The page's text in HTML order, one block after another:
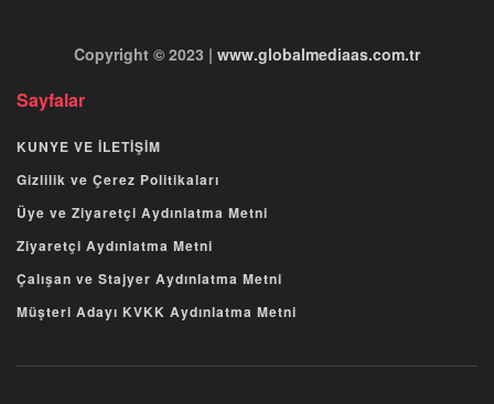
Copyright © 2023 | www.globalmediaas.com.tr
Sayfalar
KUNYE VE İLETİŞİM
Gizlilik ve Çerez Politikaları
Üye ve Ziyaretçi Aydınlatma Metni
Ziyaretçi Aydınlatma Metni
Çalışan ve Stajyer Aydınlatma Metni
Müşteri Adayı KVKK Aydınlatma Metni